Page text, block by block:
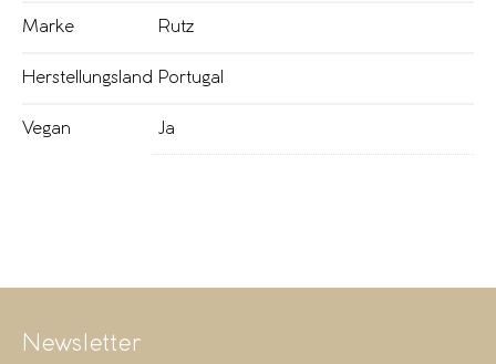
Marke Rutz
Herstellungsland Portugal
Vegan Ja
Newsletter